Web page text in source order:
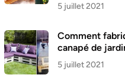
5 juillet 2021
Comment
canapé de
5 juillet 2021